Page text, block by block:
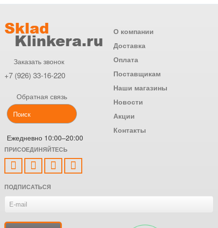
Заказать звонок
+7 (926) 33-16-220
Обратная связь
Ежедневно 10:00–20:00
О компании
Доставка
Оплата
Поставщикам
Наши магазины
Новости
Акции
Контакты
ПРИСОЕДИНЯЙТЕСЬ
ПОДПИСАТЬСЯ